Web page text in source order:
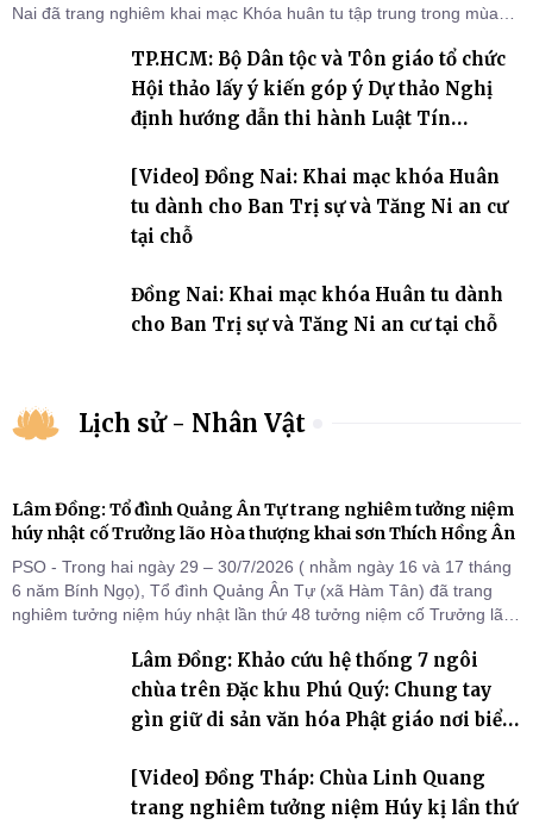
Nai đã trang nghiêm khai mạc Khóa huân tu tập trung trong mùa
chỗ khu vực VII, VIII và trường hạ chùa Quốc Ân Khải Tường.
TP.HCM: Bộ Dân tộc và Tôn giáo tổ chức
Hội thảo lấy ý kiến góp ý Dự thảo Nghị
định hướng dẫn thi hành Luật Tín
[Video] Đồng Nai: Khai mạc khóa Huân
tu dành cho Ban Trị sự và Tăng Ni an cư
tại chỗ
Đồng Nai: Khai mạc khóa Huân tu dành
cho Ban Trị sự và Tăng Ni an cư tại chỗ
Lịch sử - Nhân Vật
Lâm Đồng: Tổ đình Quảng Ân Tự trang nghiêm tưởng niệm
húy nhật cố Trưởng lão Hòa thượng khai sơn Thích Hồng Ân
PSO - Trong hai ngày 29 – 30/7/2026 ( nhằm ngày 16 và 17 tháng
6 năm Bính Ngọ), Tổ đình Quảng Ân Tự (xã Hàm Tân) đã trang
nghiêm tưởng niệm húy nhật lần thứ 48 tưởng niệm cố Trưởng lão
Chư Tôn đức Tăng Ni, môn đồ pháp quyến cùng đông đảo thiện tín
Phật tử đã đồng vân tập về đạo tràng, th
Lâm Đồng: Khảo cứu hệ thống 7 ngôi
chùa trên Đặc khu Phú Quý: Chung tay
gìn giữ di sản văn hóa Phật giáo nơi biển
[Video] Đồng Tháp: Chùa Linh Quang
trang nghiêm tưởng niệm Húy kị lần thứ